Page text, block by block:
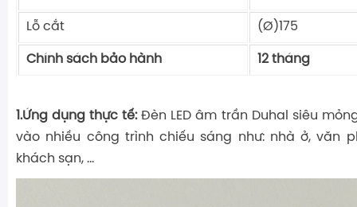
Lỗ cắt (Ø)175
Chính sách bảo hành 12 tháng
1.Ứng dụng thực tế:Đèn LED âm trần Duhal siêu
vào nhiều công trình chiếu sáng như: nhà ở, văn
khách sạn, …